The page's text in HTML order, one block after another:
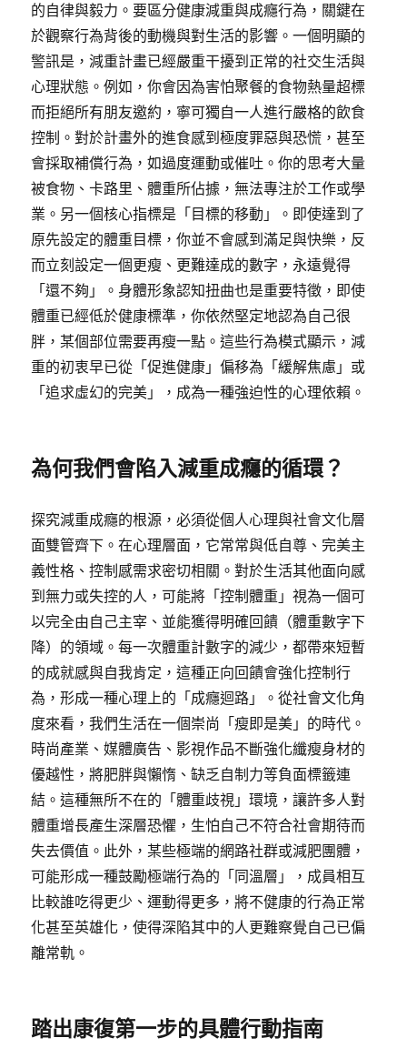
的自律與毅力。要區分健康減重與成癮行為，關鍵在
於觀察行為背後的動機與對生活的影響。一個明顯的
警訊是，減重計畫已經嚴重干擾到正常的社交生活與
心理狀態。例如，你會因為害怕聚餐的食物熱量超標
而拒絕所有朋友邀約，寧可獨自一人進行嚴格的飲食
控制。對於計畫外的進食感到極度罪惡與恐慌，甚至
會採取補償行為，如過度運動或催吐。你的思考大量
被食物、卡路里、體重所佔據，無法專注於工作或學
業。另一個核心指標是「目標的移動」。即使達到了
原先設定的體重目標，你並不會感到滿足與快樂，反
而立刻設定一個更瘦、更難達成的數字，永遠覺得
「還不夠」。身體形象認知扭曲也是重要特徵，即使
體重已經低於健康標準，你依然堅定地認為自己很
胖，某個部位需要再瘦一點。這些行為模式顯示，減
重的初衷早已從「促進健康」偏移為「緩解焦慮」或
「追求虛幻的完美」，成為一種強迫性的心理依賴。
為何我們會陷入減重成癮的循環？
探究減重成癮的根源，必須從個人心理與社會文化層
面雙管齊下。在心理層面，它常常與低自尊、完美主
義性格、控制感需求密切相關。對於生活其他面向感
到無力或失控的人，可能將「控制體重」視為一個可
以完全由自己主宰、並能獲得明確回饋（體重數字下
降）的領域。每一次體重計數字的減少，都帶來短暫
的成就感與自我肯定，這種正向回饋會強化控制行
為，形成一種心理上的「成癮迴路」。從社會文化角
度來看，我們生活在一個崇尚「瘦即是美」的時代。
時尚產業、媒體廣告、影視作品不斷強化纖瘦身材的
優越性，將肥胖與懶惰、缺乏自制力等負面標籤連
結。這種無所不在的「體重歧視」環境，讓許多人對
體重增長產生深層恐懼，生怕自己不符合社會期待而
失去價值。此外，某些極端的網路社群或減肥團體，
可能形成一種鼓勵極端行為的「同溫層」，成員相互
比較誰吃得更少、運動得更多，將不健康的行為正常
化甚至英雄化，使得深陷其中的人更難察覺自己已偏
離常軌。
踏出康復第一步的具體行動指南